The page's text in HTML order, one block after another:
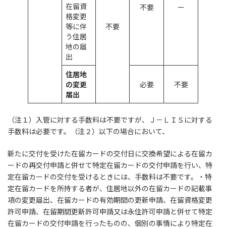
不要
不要 ー
在留資
格変更
等に伴
う住居
地の届
出
住居地
の変更
届出
必要 不要
（注１）入管に対する手数料は不要ですが、Ｊ－ＬＩＳに対する
手数料は必要です。（注２）以下の場合において、
新たに交付を受けた在留カードの交付日に交換希望による在留カ
ードの再交付申請と併せて特定在留カードの交付申請を行い、特
定在留カードの交付を受けるときには、手数料は不要です。・特
定在留カードを所持する者が、住居地以外の在留カードの記載事
項の変更届出、在留カードの有効期間の更新申請、在留資格変更
許可申請、在留期間更新許可申請又は永住許可申請と併せて特定
在留カードの交付申請を行ったものの、個別の事情により特定在